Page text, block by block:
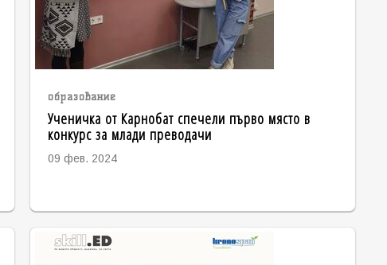
образование
Ученичка от Карнобат спечели първо място в
конкурс за млади преводачи
09 фев. 2024